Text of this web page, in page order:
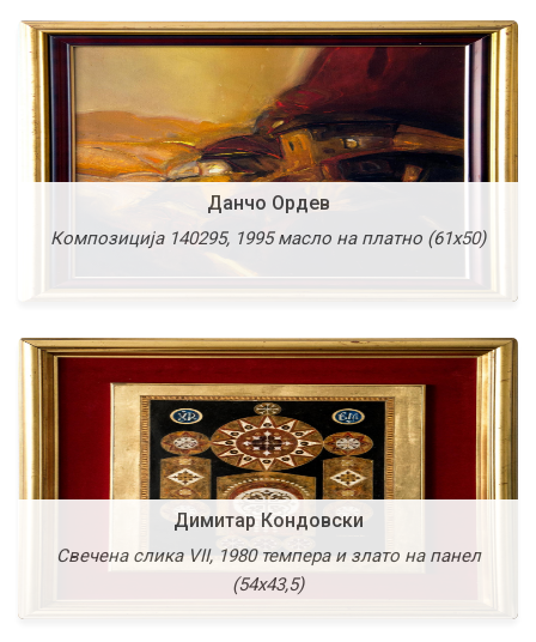
Данчо Ордев
Композиција 140295, 1995 масло на платно (61х50)
Димитар Кондовски
Свечена слика VII, 1980 темпера и злато на панел
(54х43,5)
Димитар Пандилов
Пазар во Скопје, 1954 масло на платно (53,5х62)
Драгутин Аврамовски Гуте
Композиција, 1956 литографија (30х25)